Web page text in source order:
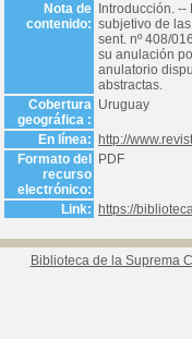
Nota de
contenido:
Introducción.
subjetivo de
sent. nº 408/
su anulación
anulatorio
abstractas.
Cobertura
geográfica :
Uruguay
En línea:
http://
Formato del
recurso
electrónico:
PDF
Link: https://
Biblioteca de la Suprema